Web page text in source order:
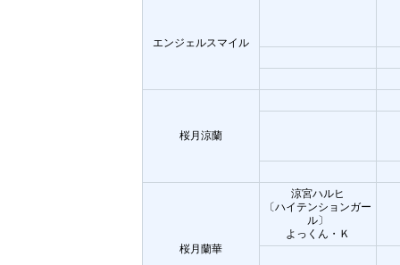
エンジェルスマイル
桜月涼蘭
桜月蘭華
涼宮ハルヒ
〔ハイテンションガー
ル〕
よっくん・Ｋ